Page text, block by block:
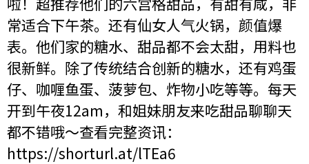
常适合下午茶。还有仙女人气火锅，颜值爆
表。他们家的糖水、甜品都不会太甜，用料也
很新鲜。除了传统结合创新的糖水，还有鸡蛋
仔、咖喱鱼蛋、菠萝包、炸物小吃等等。每天
开到午夜12am，和姐妹朋友来吃甜品聊聊天
都不错哦～查看完整资讯：
https://shorturl.at/lTEa6